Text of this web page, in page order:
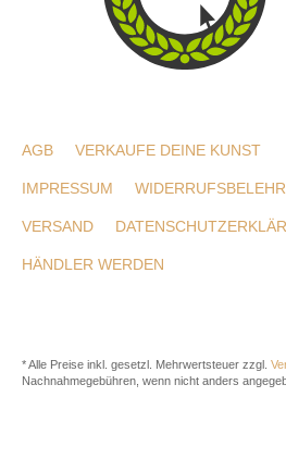
AGB VERKAUFE DEINE KUNST
IMPRESSUM
VERSAND
HÄNDLER WERDEN
* Alle Preise inkl. gesetzl. Mehrwertsteuer zzgl.
Nachnahmegebühren, wenn nicht anders